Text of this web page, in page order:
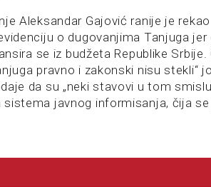
Aleksandar Gajović ranije je
o dugovanjima Tanjuga
se iz budžeta Republike
pravno i zakonski nisu stekli“
da su „neki stavovi u tom
javnog informisanja, čija se